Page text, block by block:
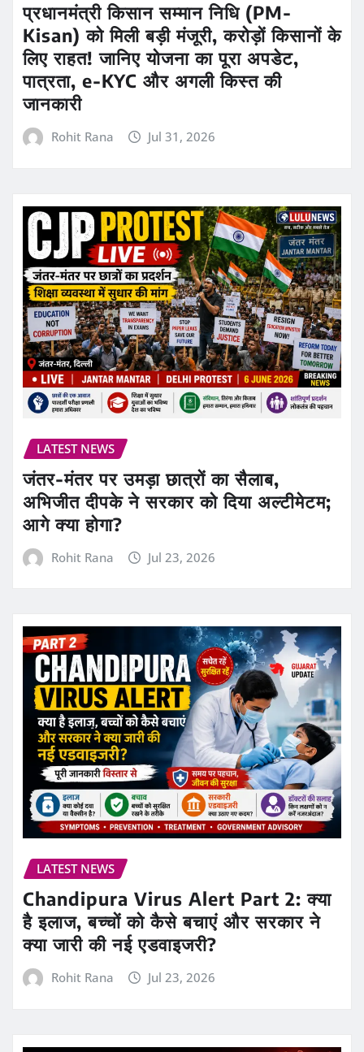
प्रधानमंत्री किसान सम्मान निधि (PM-
Kisan) को मिली बड़ी मंजूरी, करोड़ों किसानों के
लिए राहत! जानिए योजना का पूरा अपडेट,
पात्रता, e-KYC और अगली किस्त की
जानकारी
Rohit Rana Jul 31, 2026
LATEST NEWS
जंतर-मंतर पर उमड़ा छात्रों का सैलाब,
अभिजीत दीपके ने सरकार को दिया अल्टीमेटम;
आगे क्या होगा?
Rohit Rana Jul 23, 2026
LATEST NEWS
Chandipura Virus Alert Part 2: क्या
है इलाज, बच्चों को कैसे बचाएं और सरकार ने
क्या जारी की नई एडवाइजरी?
Rohit Rana Jul 23, 2026